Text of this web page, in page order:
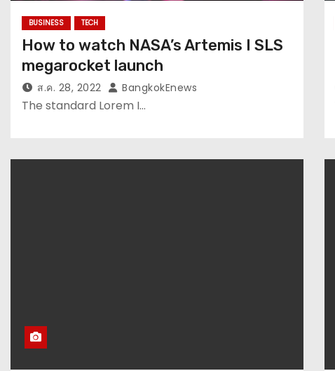
BUSINESS TECH
How to watch NASA’s Artemis I SLS
megarocket launch
ส.ค. 28, 2022 BangkokEnews
The standard Lorem I…